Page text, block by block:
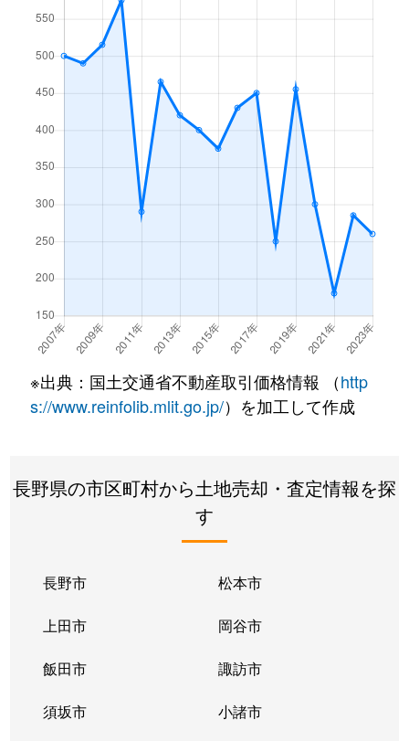
※出典：国土交通省不動産取引価格情報 （http
s://www.reinfolib.mlit.go.jp/）を加工して作成
長野県の市区町村から土地売却・査定情報を探
す
長野市 松本市
上田市 岡谷市
飯田市 諏訪市
須坂市 小諸市